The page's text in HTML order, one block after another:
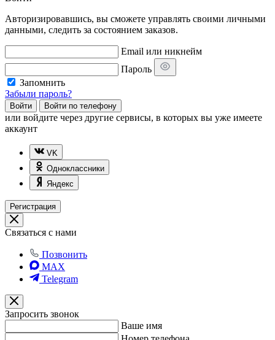
Авторизировавшись, вы сможете управлять своими личными
данными, следить за состоянием заказов.
Email или никнейм
Пароль
Запомнить
Забыли пароль?
Войти Войти по телефону
или войдите через другие сервисы, в которых вы уже имеете
аккаунт
VK
Одноклассники
Яндекс
Регистрация
Связаться с нами
Позвонить
MAX
Telegram
Запросить звонок
Ваше имя